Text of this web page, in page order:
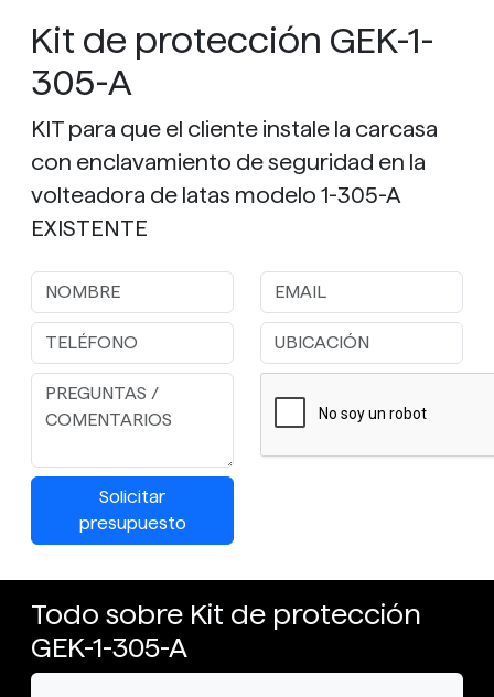
Kit de protección GEK-1-
305-A
KIT para que el cliente instale la carcasa
con enclavamiento de seguridad en la
volteadora de latas modelo 1-305-A
EXISTENTE
Solicitar
presupuesto
Todo sobre Kit de protección
GEK-1-305-A